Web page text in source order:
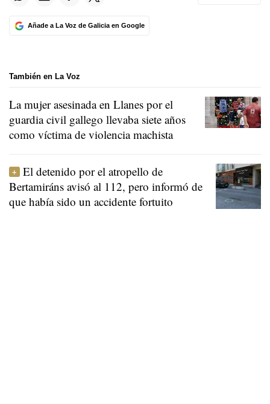
Añade a La Voz de Galicia en Google
También en La Voz
La mujer asesinada en Llanes por el
guardia civil gallego llevaba siete años
como víctima de violencia machista
El detenido por el atropello de
Bertamiráns avisó al 112, pero informó de
que había sido un accidente fortuito